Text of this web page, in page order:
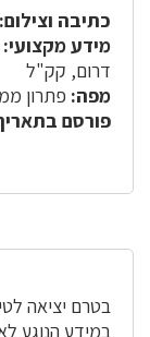
כתיבה וצילום:
מידע מקצועי:
דרום, קק"ל
מפה: פתרון
פורסם
בטרם יציאה
במידע הנוגע